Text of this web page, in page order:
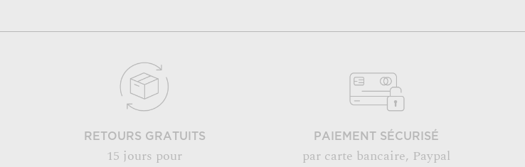
RETOURS GRATUITS
15 jours pour
PAIEMENT SÉCURISÉ
par carte bancaire, Paypal